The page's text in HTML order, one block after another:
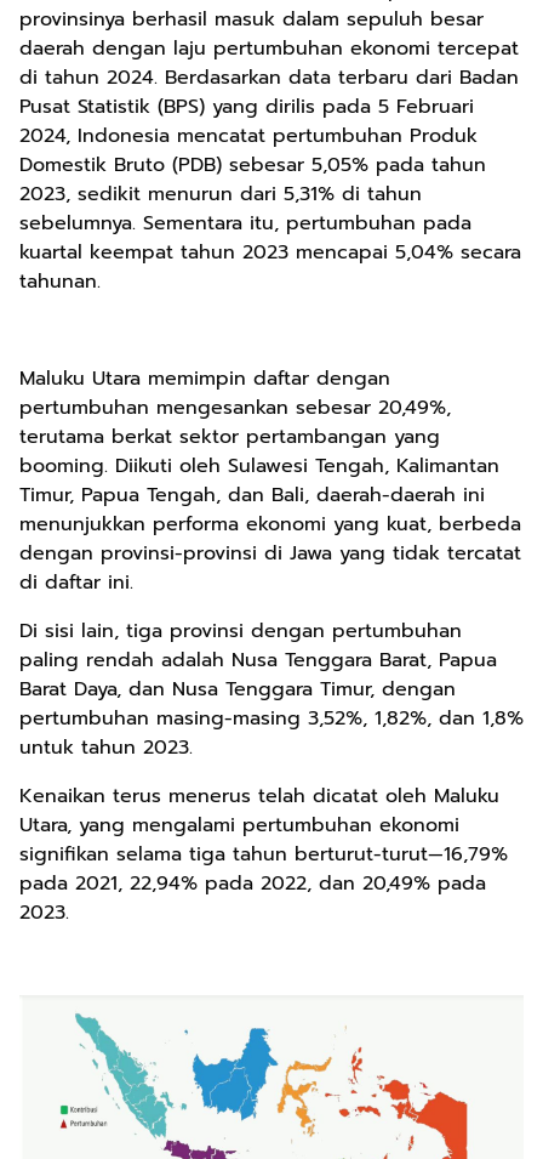
provinsinya berhasil masuk dalam sepuluh besar
daerah dengan laju pertumbuhan ekonomi tercepat
di tahun 2024. Berdasarkan data terbaru dari Badan
Pusat Statistik (BPS) yang dirilis pada 5 Februari
2024, Indonesia mencatat pertumbuhan Produk
Domestik Bruto (PDB) sebesar 5,05% pada tahun
2023, sedikit menurun dari 5,31% di tahun
sebelumnya. Sementara itu, pertumbuhan pada
kuartal keempat tahun 2023 mencapai 5,04% secara
tahunan.
Maluku Utara memimpin daftar dengan
pertumbuhan mengesankan sebesar 20,49%,
terutama berkat sektor pertambangan yang
booming. Diikuti oleh Sulawesi Tengah, Kalimantan
Timur, Papua Tengah, dan Bali, daerah-daerah ini
menunjukkan performa ekonomi yang kuat, berbeda
dengan provinsi-provinsi di Jawa yang tidak tercatat
di daftar ini.
Di sisi lain, tiga provinsi dengan pertumbuhan
paling rendah adalah Nusa Tenggara Barat, Papua
Barat Daya, dan Nusa Tenggara Timur, dengan
pertumbuhan masing-masing 3,52%, 1,82%, dan 1,8%
untuk tahun 2023.
Kenaikan terus menerus telah dicatat oleh Maluku
Utara, yang mengalami pertumbuhan ekonomi
signifikan selama tiga tahun berturut-turut—16,79%
pada 2021, 22,94% pada 2022, dan 20,49% pada
2023.